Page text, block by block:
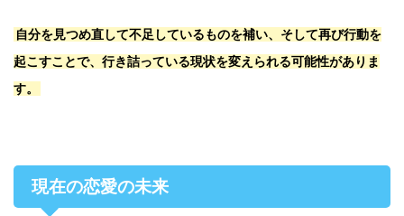
自分を見つめ直して不足しているものを補い、そして再び行動を
起こすことで、行き詰っている現状を変えられる可能性がありま
す。
現在の恋愛の未来